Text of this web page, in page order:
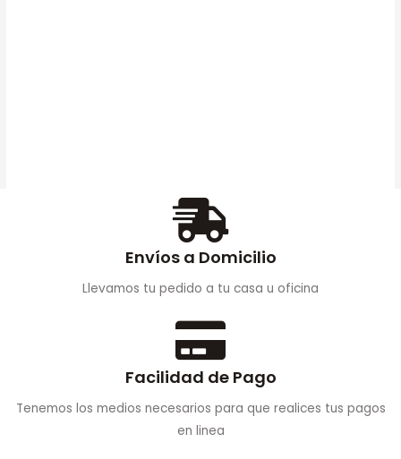
Envíos a Domicilio
Llevamos tu pedido a tu casa u oficina
Facilidad de Pago
Tenemos los medios necesarios para que realices tus pagos
en linea